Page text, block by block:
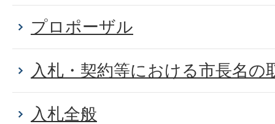
プロポーザル
入札・契約等における市長名の
入札全般